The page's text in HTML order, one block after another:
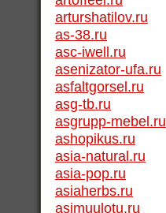
arturshatilov.ru
as-38.ru
asc-iwell.ru
asenizator-ufa.ru
asfaltgorsel.ru
asg-tb.ru
asgrupp-mebel.ru
ashopikus.ru
asia-natural.ru
asia-pop.ru
asiaherbs.ru
asimuulotu.ru